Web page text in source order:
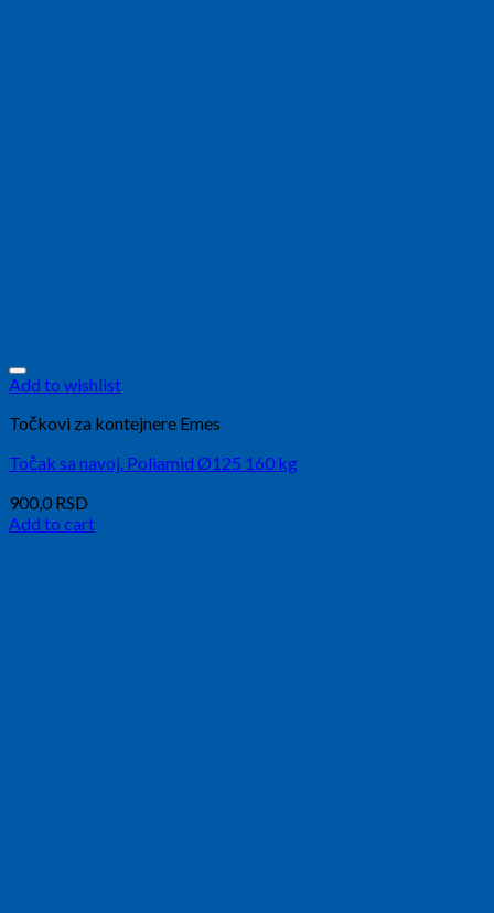
Add to wishlist
Točkovi za kontejnere Emes
Točak sa navoj. Poliamid Ø125 160 kg
900,0 RSD
Add to cart